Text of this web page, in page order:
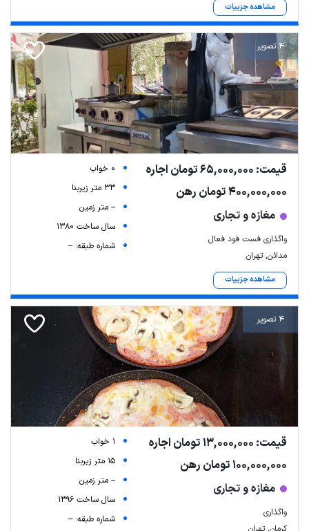
مشاهده جزییات
4 تصویر
قیمت: 65,000,000 تومان اجاره
400,000,000 تومان رهن
مغازه و تجاری
واگذاری فست فود فعال
مدائن, تهران
مشاهده جزییات
0 خواب
33 متر زیربنا
-- متر زمین
سال ساخت 1380
شماره طبقه: --
4 تصویر
قیمت: 13,000,000 تومان اجاره
100,000,000 تومان رهن
مغازه و تجاری
واگذاری
1 خواب
15 متر زیربنا
-- متر زمین
سال ساخت 1396
شماره طبقه: --